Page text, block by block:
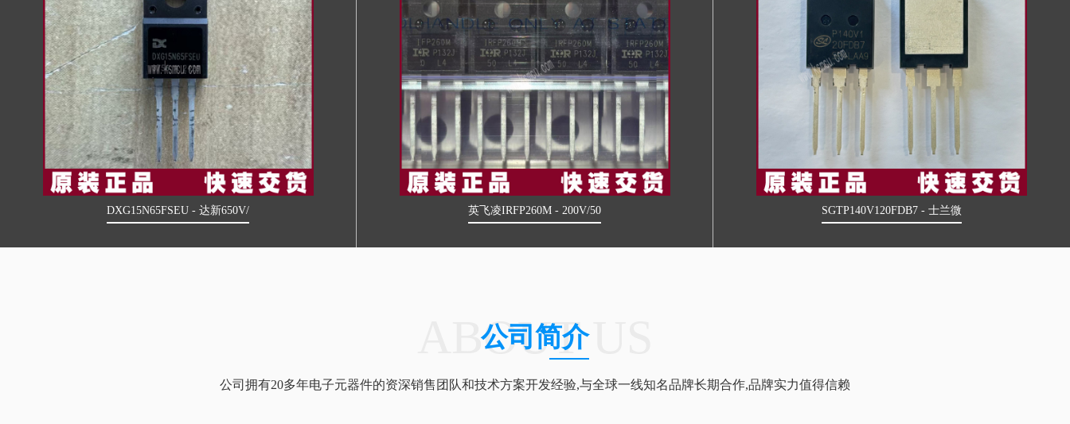
DXG15N65FSEU - 达新650V/ 英飞凌IRFP260M - 200V/50 SGTP140V120FDB7 - 士兰微
ABOUT US
公司简介
公司拥有20多年电子元器件的资深销售团队和技术方案开发经验,与全球一线知名品牌长期合作,品牌实力值得信赖